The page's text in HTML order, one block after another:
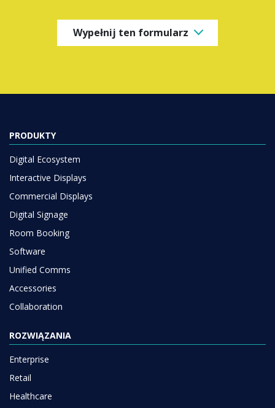
Wypełnij ten formularz
PRODUKTY
Digital Ecosystem
Interactive Displays
Commercial Displays
Digital Signage
Room Booking
Software
Unified Comms
Accessories
Collaboration
ROZWIĄZANIA
Enterprise
Retail
Healthcare